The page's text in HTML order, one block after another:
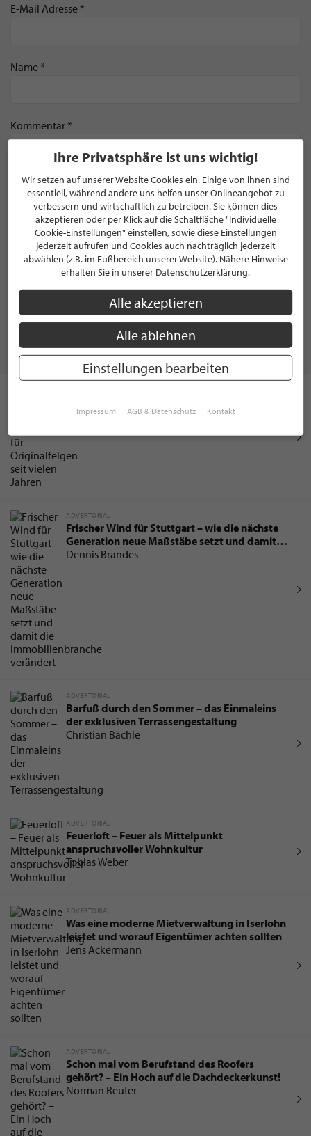
E-Mail Adresse *
Name *
Kommentar *
Zum Newsletter anmelden
ABSENDEN
WEITERE INTERVIEWS
Originalfelgen seit vielen Jahren
ADVERTORIAL
Frischer Wind für Stuttgart – wie die nächste
Generation neue Maßstäbe setzt und damit
die Immobilienbranche verändert
Dennis Brandes
ADVERTORIAL
Barfuß durch den Sommer – das Einmaleins
der exklusiven Terrassengestaltung
Christian Bächle
ADVERTORIAL
Feuerloft – Feuer als Mittelpunkt
anspruchsvoller Wohnkultur
Tobias Weber
ADVERTORIAL
Was eine moderne Mietverwaltung in Iserlohn
leistet und worauf Eigentümer achten sollten
Jens Ackermann
ADVERTORIAL
Schon mal vom Berufstand des Roofers
gehört? – Ein Hoch auf die Dachdeckerkunst!
Norman Reuter
Ihre Privatsphäre ist uns wichtig!
Wir setzen auf unserer Website Cookies ein. Einige von ihnen sind
essentiell, während andere uns helfen unser Onlineangebot zu
verbessern und wirtschaftlich zu betreiben. Sie können dies
akzeptieren oder per Klick auf die Schaltfläche "Individuelle
Cookie-Einstellungen" einstellen, sowie diese Einstellungen
jederzeit aufrufen und Cookies auch nachträglich jederzeit
abwählen (z.B. im Fußbereich unserer Website). Nähere Hinweise
erhalten Sie in unserer Datenschutzerklärung.
Alle akzeptieren
Alle ablehnen
Einstellungen bearbeiten
Impressum AGB & Datenschutz Kontakt